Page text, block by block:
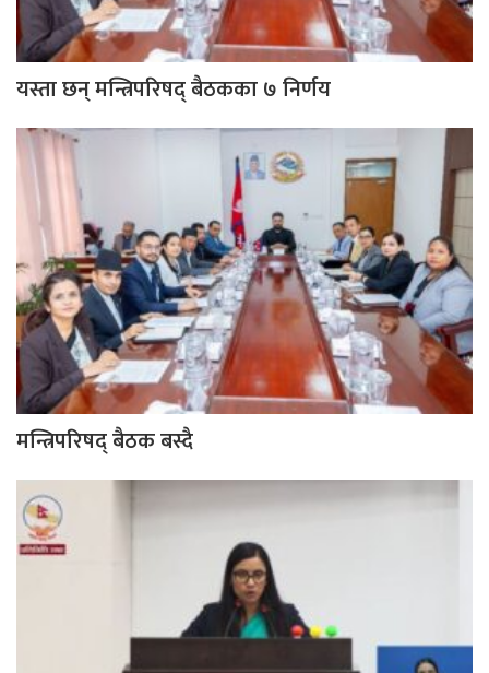
यस्ता छन् मन्त्रिपरिषद् बैठकका ७ निर्णय
मन्त्रिपरिषद् बैठक बस्दै